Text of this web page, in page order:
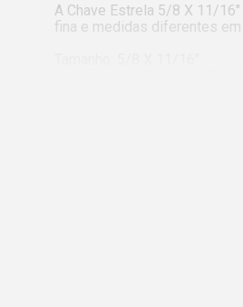
A Chave Estrela 5/8 X 11/
fina e medidas diferentes